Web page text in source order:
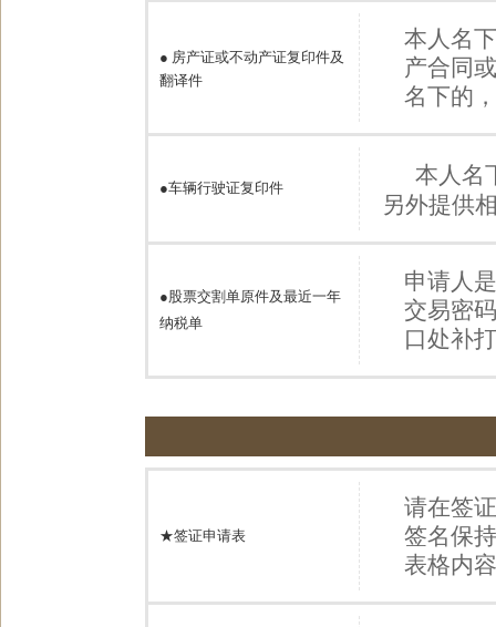
● 房产证或不动产证复印件及
翻译件
本人名
产合同
名下的
●车辆行驶证复印件
本人名
另外提供
●股票交割单原件及最近一年
纳税单
申请人
交易密
口处补
★签证申请表
请在签
签名保
表格内